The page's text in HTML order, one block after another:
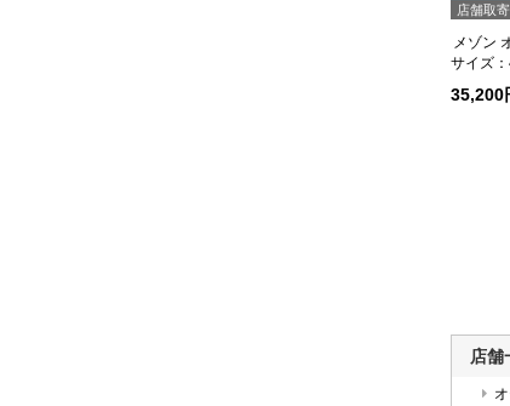
店舗取
メゾン
サイズ
35,200
店舗